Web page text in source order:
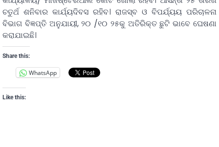
ଚତୁର୍ଥ ଶନିବାର କାର୍ଯ୍ୟଦିବସ ରହିବ। ରାଜସ୍ବ ଓ ବିପର୍ଯ୍ୟୟ ପରିଚାଳନା
ବିଭାଗ ବିଜ୍ଞପ୍ତି ଅନୁଯାୟୀ, ୨୦ /୧୦ ୨୫କୁ ଅତିରିକ୍ତ ଛୁଟି ଭାବେ ଘେଷଣା
କରାଯାଇଛି।
Share this:
WhatsApp
Like this: